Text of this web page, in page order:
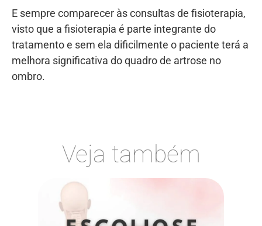
E sempre comparecer às consultas de fisioterapia,
visto que a fisioterapia é parte integrante do
tratamento e sem ela dificilmente o paciente terá a
melhora significativa do quadro de artrose no
ombro.
Veja também